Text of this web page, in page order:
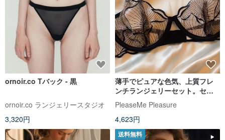
ornoir.co Tバック - 黒
ornoir.co ランジェリースタジオ
3,320円
薄手でピュアな色気、上質フレ
ンチランジェリーセット。セン
シュアルな装いを叶える、洗練
されたブラジャー。
PleaseMe Pleasure
4,623円
送料無料